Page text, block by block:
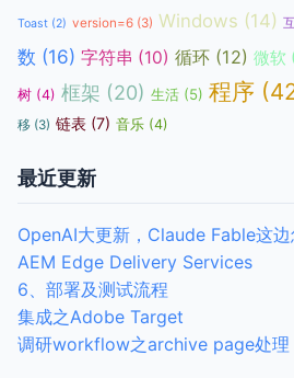
Toast (2) version=6 (3) Windows (14)
数 (16) 字符串 (10) 循环 (12) 微软
树 (4) 框架 (20) 生活 (5) 程序
移 (3) 链表 (7) 音乐 (4)
最近更新
OpenAI大更新，Claude Fable这
AEM Edge Delivery Services
6、部署及测试流程
集成之Adobe Target
调研workflow之archive page处理